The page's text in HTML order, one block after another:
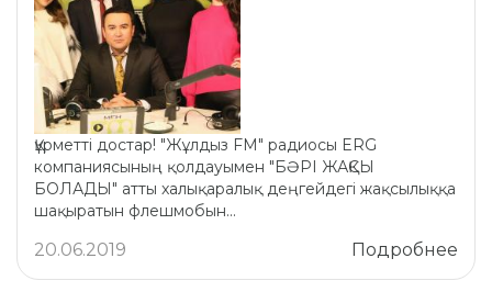
Құрметті достар! "Жұлдыз FM" радиосы ERG
компаниясының қолдауымен "БӘРІ ЖАҚСЫ
БОЛАДЫ" атты xалықаралық деңгейдегі жақсылыққа
шақыратын флешмобын...
Подробнее
20.06.2019